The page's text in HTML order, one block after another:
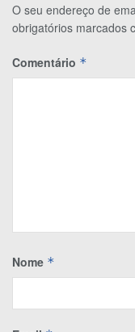
O seu endereço de
obrigatórios marcados
Comentário *
Nome *